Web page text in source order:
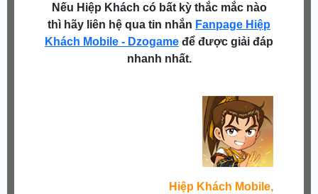
Nếu Hiệp Khách có bất kỳ thắc mắc nào
thì hãy liên hệ qua tin nhắn Fanpage Hiệp
Khách Mobile - Dzogame để được giải đáp
nhanh nhất.
Hiệp Khách Mobile,